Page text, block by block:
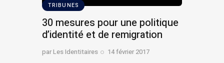
TRIBUNES
30 mesures pour une politique
d’identité et de remigration
parLes Identitaires 14 février 2017